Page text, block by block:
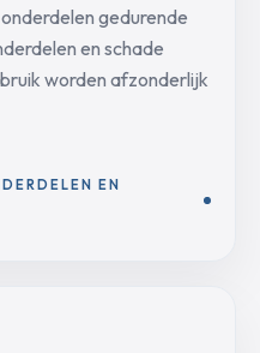
gedurende
en schade
worden afzonderlijk
EN